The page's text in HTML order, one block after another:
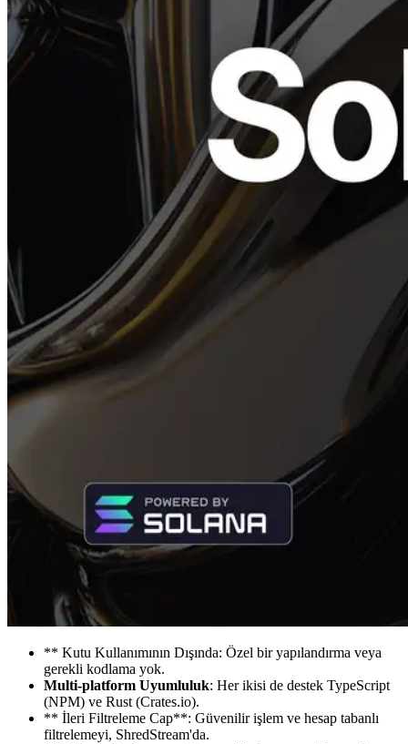
** Kutu Kullanımının Dışında: Özel bir yapılandırma veya
gerekli kodlama yok.
Multi-platform Uyumluluk: Her ikisi de destek TypeScript
(NPM) ve Rust (Crates.io).
** İleri Filtreleme Cap**: Güvenilir işlem ve hesap tabanlı
filtrelemeyi, ShredStream'da.